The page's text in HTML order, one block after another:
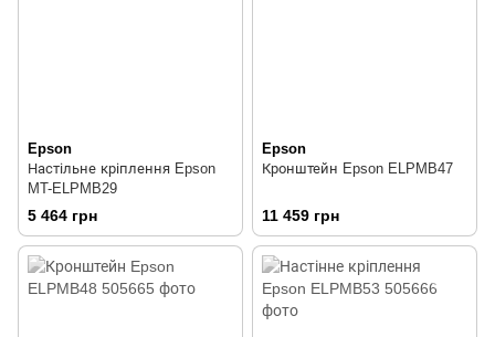
Epson
Настільне кріплення Epson
MT-ELPMB29
5 464 грн
Epson
Кронштейн Epson ELPMB47
11 459 грн